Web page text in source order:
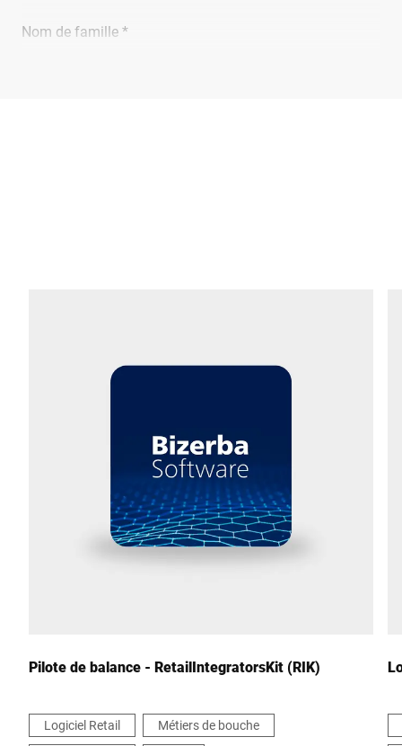
Nom de famille *
Pilote de balance - RetailIntegratorsKit (RIK)
Logiciel Retail
Métiers de bouche